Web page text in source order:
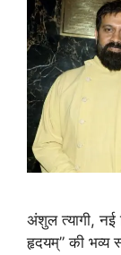
अंशुल त्यागी, नई
हृदयम्” की भव्य